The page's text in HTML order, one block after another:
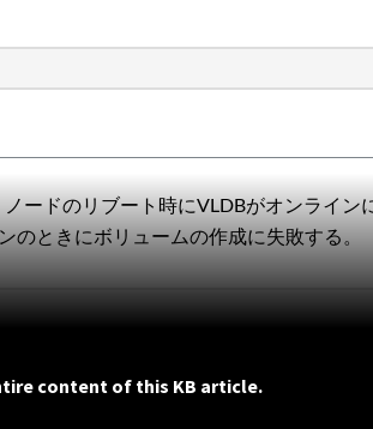
ードのリブート時にVLDBがオンライン
のときにボリュームの作成に失敗する。
content of this KB article.